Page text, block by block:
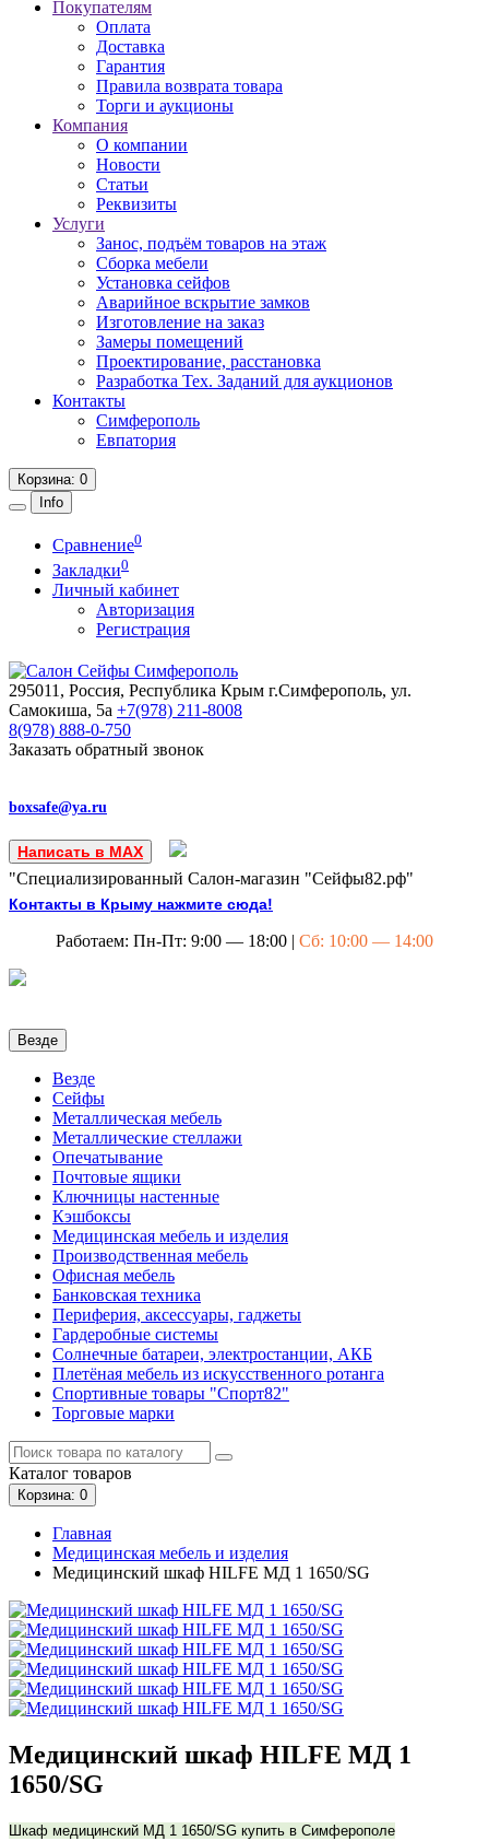
Покупателям
Оплата
Доставка
Гарантия
Правила возврата товара
Торги и аукционы
Компания
О компании
Новости
Статьи
Реквизиты
Услуги
Занос, подъём товаров на этаж
Сборка мебели
Установка сейфов
Аварийное вскрытие замков
Изготовление на заказ
Замеры помещений
Проектирование, расстановка
Разработка Тех. Заданий для аукционов
Контакты
Симферополь
Евпатория
Корзина: 0
Info
Сравнение0
Закладки0
Личный кабинет
Авторизация
Регистрация
295011, Россия, Республика Крым г.Симферополь, ул.
Самокиша, 5а +7(978) 211-8008
8(978) 888-0-750
Заказать обратный звонок
boxsafe@ya.ru
Написать в MAX
"Специализированный Салон-магазин "Сейфы82.рф"
Контакты в Крыму нажмите сюда!
Работаем: Пн-Пт: 9:00 — 18:00 | Сб: 10:00 — 14:00
Везде
Везде
Сейфы
Металлическая мебель
Металлические стеллажи
Опечатывание
Почтовые ящики
Ключницы настенные
Кэшбоксы
Медицинская мебель и изделия
Производственная мебель
Офисная мебель
Банковская техника
Периферия, аксессуары, гаджеты
Гардеробные системы
Солнечные батареи, электростанции, АКБ
Плетёная мебель из искусственного ротанга
Спортивные товары "Спорт82"
Торговые марки
Каталог товаров
Корзина: 0
Главная
Медицинская мебель и изделия
Медицинский шкаф HILFE МД 1 1650/SG
Медицинский шкаф HILFE МД 1
1650/SG
Шкаф медицинский МД 1 1650/SG купить в Симферополе